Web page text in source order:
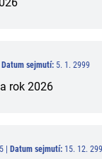
Datum sejmutí: 5. 1. 2999
rok 2026
| Datum sejmutí: 15. 12.